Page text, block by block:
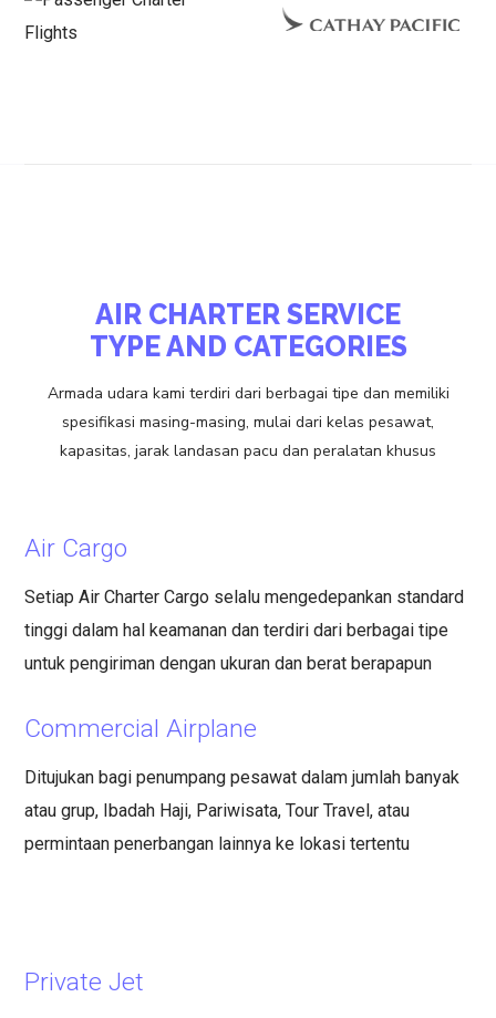
AIR CHARTER SERVICE
TYPE AND CATEGORIES
Armada udara kami terdiri dari berbagai tipe dan memiliki
spesifikasi masing-masing, mulai dari kelas pesawat,
kapasitas, jarak landasan pacu dan peralatan khusus
Air Cargo
Setiap Air Charter Cargo selalu mengedepankan standard
tinggi dalam hal keamanan dan terdiri dari berbagai tipe
untuk pengiriman dengan ukuran dan berat berapapun
Commercial Airplane
Ditujukan bagi penumpang pesawat dalam jumlah banyak
atau grup, Ibadah Haji, Pariwisata, Tour Travel, atau
permintaan penerbangan lainnya ke lokasi tertentu
Private Jet